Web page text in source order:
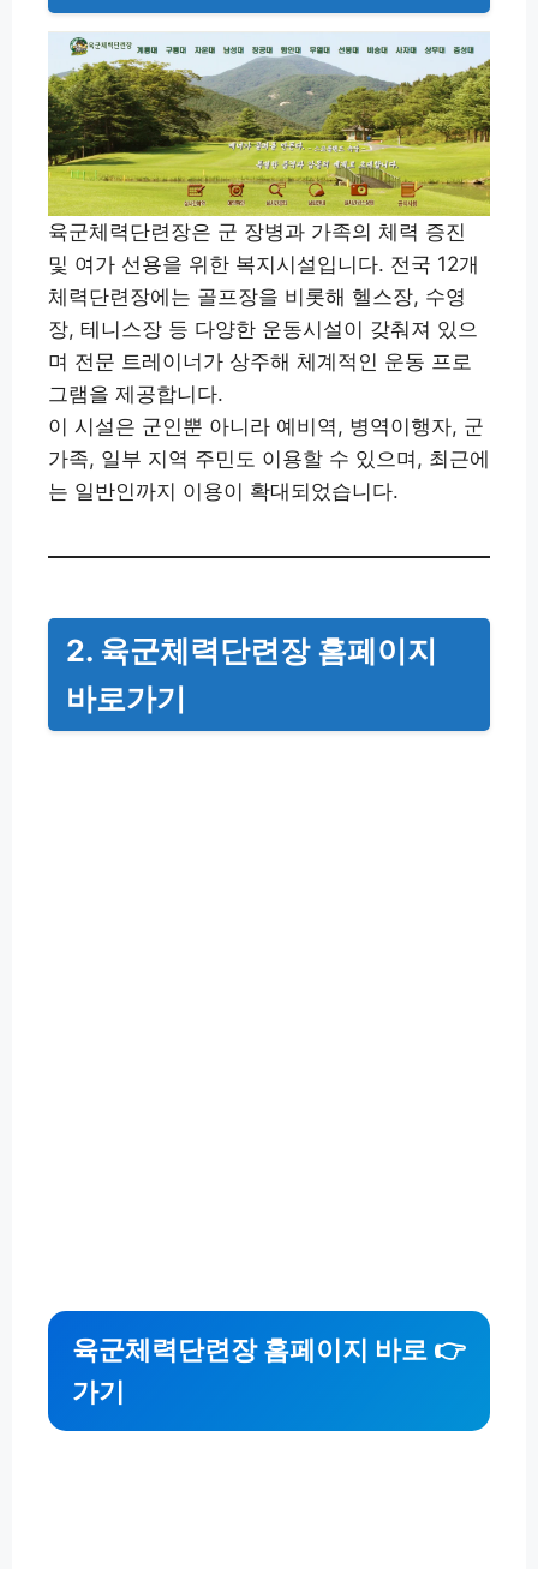
육군체력단련장은 군 장병과 가족의 체력 증진
및 여가 선용을 위한 복지시설입니다. 전국 12개
체력단련장에는 골프장을 비롯해 헬스장, 수영
장, 테니스장 등 다양한 운동시설이 갖춰져 있으
며 전문 트레이너가 상주해 체계적인 운동 프로
그램을 제공합니다.
이 시설은 군인뿐 아니라 예비역, 병역이행자, 군
가족, 일부 지역 주민도 이용할 수 있으며, 최근에
는 일반인까지 이용이 확대되었습니다.
2. 육군체력단련장 홈페이지
바로가기
육군체력단련장 홈페이지 바로
가기
👉